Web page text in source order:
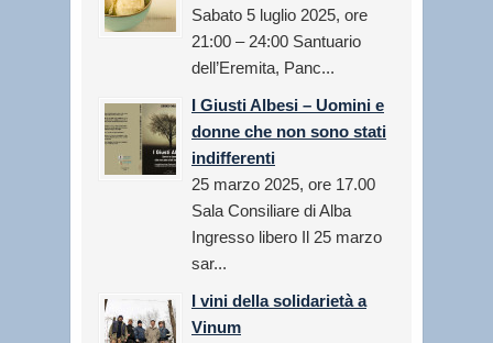
Sabato 5 luglio 2025, ore
21:00 – 24:00 Santuario
dell’Eremita, Panc...
I Giusti Albesi – Uomini e
donne che non sono stati
indifferenti
25 marzo 2025, ore 17.00
Sala Consiliare di Alba
Ingresso libero Il 25 marzo
sar...
I vini della solidarietà a
Vinum